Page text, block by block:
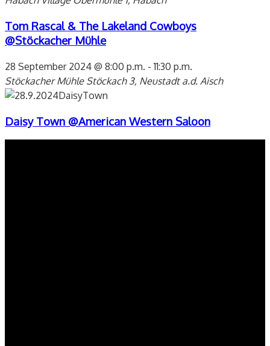
Tom Rascal & The Lakeland Cowboys
@Stöckacher Mühle
28 September 2024 @ 8:00 p.m. -11:30 p.m.
Stöckacher Mühle Stöckach 3, Neustadt a.d. Aisch
Daisy Town @American Western Saloon